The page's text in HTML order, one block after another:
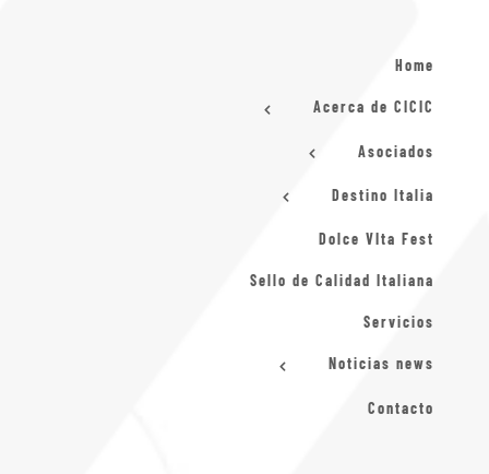
Home
Acerca de CICIC
Asociados
Destino Italia
Dolce VIta Fest
Sello de Calidad Italiana
Servicios
Noticias news
Contacto